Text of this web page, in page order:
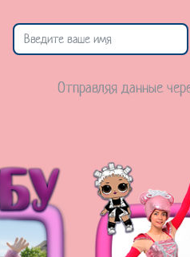
Отправляя данные